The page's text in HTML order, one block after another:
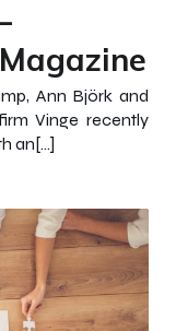
Ann Björk and
Vinge recently
an[…]